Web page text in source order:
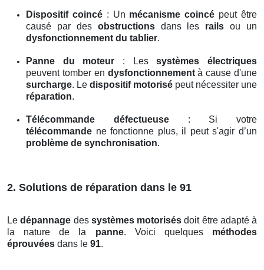
Dispositif coincé: Un mécanisme coincé peut être
causé par des obstructionsdans les rails ou un
dysfonctionnement du tablier.
Panne du moteur : Lessystèmes électriques
peuvent tomber en dysfonctionnementà cause d'une
surcharge. Le dispositif motorisé peut nécessiter une
réparation.
Télécommande défectueuse: Si votre
télécommande ne fonctionne plus, il peut s'agir d’un
problème de synchronisation.
2. Solutions de réparation dans le 91
Ledépannage des systèmes motorisés doit être adapté à
la nature de la panne. Voici quelques méthodes
éprouvées dans le 91.